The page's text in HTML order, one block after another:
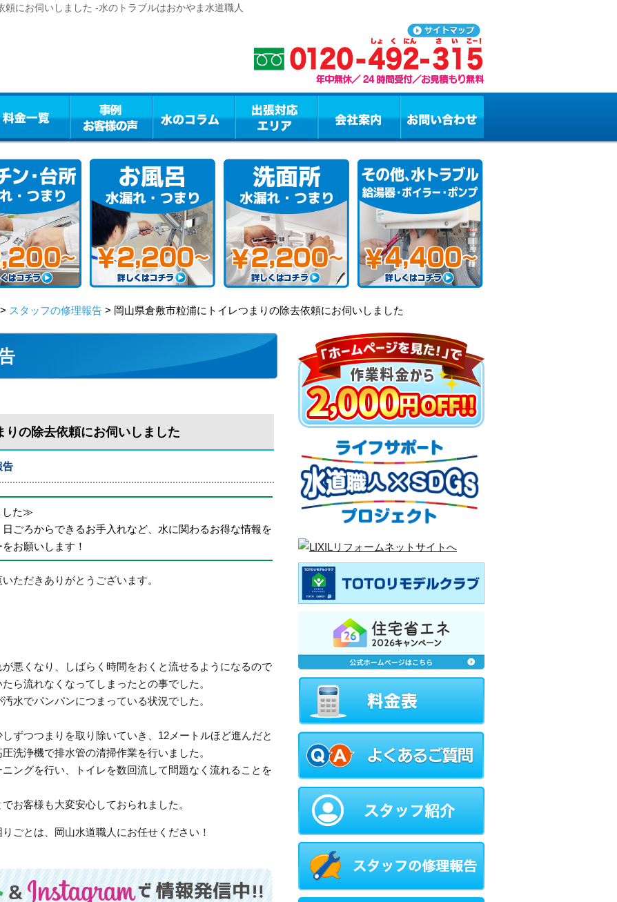
にお伺いしました -水のトラブルはおかやま水道職人
> スタッフの修理報告 > 岡山県倉敷市粒浦にトイレつまりの除去依頼にお伺いしました
りの除去依頼にお伺いしました
告
した≫
ごろからできるお手入れなど、水に関わるお得な情報を
お願いします！
ただきありがとうございます。
悪くなり、しばらく時間をおくと流せるようになるので
ら流れなくなってしまったとの事でした。
水でパンパンにつまっている状況でした。
ずつつまりを取り除いていき、12メートルほど進んだと
洗浄機で排水管の清掃作業を行いました。
ングを行い、トイレを数回流して問題なく流れることを
お客様も大変安心しておられました。
ごとは、岡山水道職人にお任せください！